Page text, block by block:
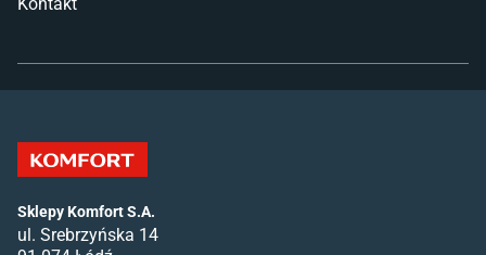
Kontakt
Sklepy Komfort S.A.
ul. Srebrzyńska 14